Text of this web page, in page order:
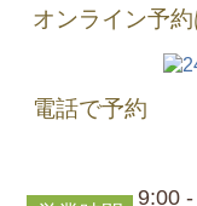
オンライン予
電話で予約
9:00